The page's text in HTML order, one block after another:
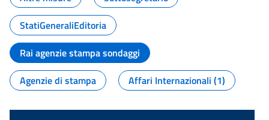
StatiGeneraliEditoria
Rai agenzie stampa sondaggi
Agenzie di stampa
Affari Internazionali (1)